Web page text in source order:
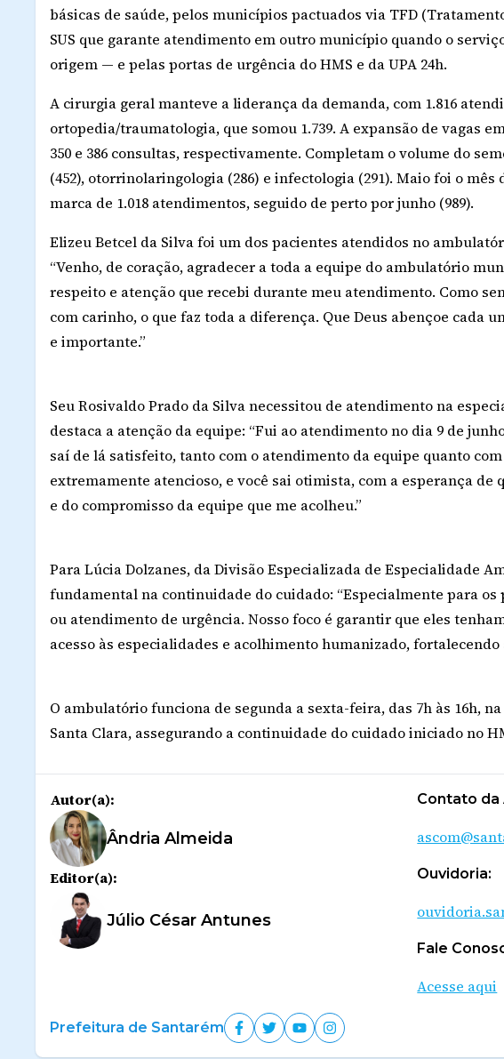
básicas de saúde, pelos municípios pactuados via TFD
SUS que garante atendimento em outro município quando o
origem — e pelas portas de urgência do HMS e da UPA 24h.
A cirurgia geral manteve a liderança da demanda, com 1.816
ortopedia/traumatologia, que somou 1.739. A expansão de vagas
350 e 386 consultas, respectivamente. Completam o volume do
(452), otorrinolaringologia (286) e infectologia (291). Maio foi o
marca de 1.018 atendimentos, seguido de perto por junho (989).
Elizeu Betcel da Silva foi um dos pacientes atendidos no
“Venho, de coração, agradecer a toda a equipe do ambulatório
respeito e atenção que recebi durante meu atendimento. Como
com carinho, o que faz toda a diferença. Que Deus abençoe cada
e importante.”
Seu Rosivaldo Prado da Silva necessitou de atendimento na
destaca a atenção da equipe: “Fui ao atendimento no dia 9 de
saí de lá satisfeito, tanto com o atendimento da equipe quanto
extremamente atencioso, e você sai otimista, com a esperança
e do compromisso da equipe que me acolheu.”
Para Lúcia Dolzanes, da Divisão Especializada de Especialidade
fundamental na continuidade do cuidado: “Especialmente para
ou atendimento de urgência. Nosso foco é garantir que eles
acesso às especialidades e acolhimento humanizado,
O ambulatório funciona de segunda a sexta-feira, das 7h às 16h,
Santa Clara, assegurando a continuidade do cuidado iniciado no
Autor(a):
Ândria Almeida
Editor(a):
Júlio César Antunes
Contato da
Ouvidoria:
Fale
Acesse aqui
Prefeitura de Santarém